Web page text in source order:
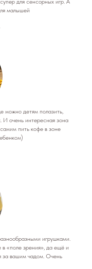
для сенсорных игр. А
малышей
можно детям полазить,
И очень интересная зона
пить кофе в зоне
игрушками.
в «поле зрения», да ещё и
за вашим чадом. Очень